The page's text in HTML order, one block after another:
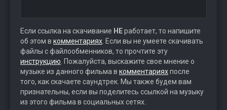
Если ссылка на скачивание НЕработает, то напишите
об этом в комментариях . Если вы не умеете скачивать
файлы с файлообменников, то прочтите эту
инструкцию . Пожалуйста, выскажите свое мнение о
музыке из данного фильма в комментарияхпосле
того, как скачаете саундтрек. Мы также будем вам
признательны, если вы поделитесь ссылкой на музыку
из этого фильма в социальных сетях.